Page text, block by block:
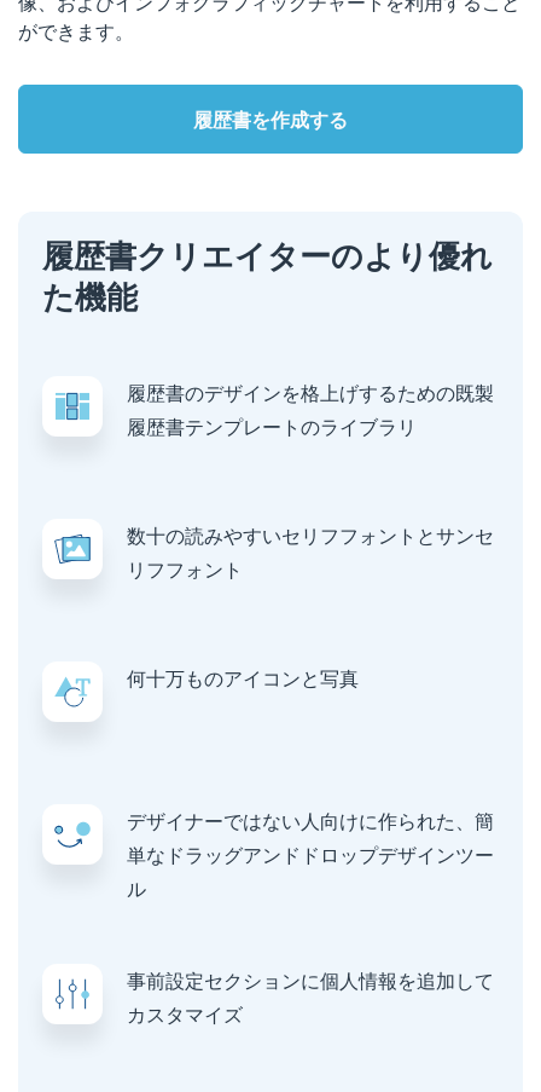
ができます。
履歴書を作成する
履歴書クリエイターのより優れ
た機能
履歴書のデザインを格上げするための既製
履歴書テンプレートのライブラリ
数十の読みやすいセリフフォントとサンセ
リフフォント
何十万ものアイコンと写真
デザイナーではない人向けに作られた、簡
単なドラッグアンドドロップデザインツー
ル
事前設定セクションに個人情報を追加して
カスタマイズ